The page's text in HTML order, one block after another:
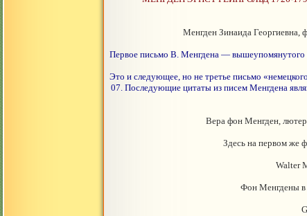
Менгден Зинаида
Первое письмо В. Менгдена — вышеупомянутого
Это и следующее, но не третье письмо
07. Последующие цитаты из писем Менгдена
Вера фон Менгден,
Здесь на первом же
Walter
Фон Менгдены